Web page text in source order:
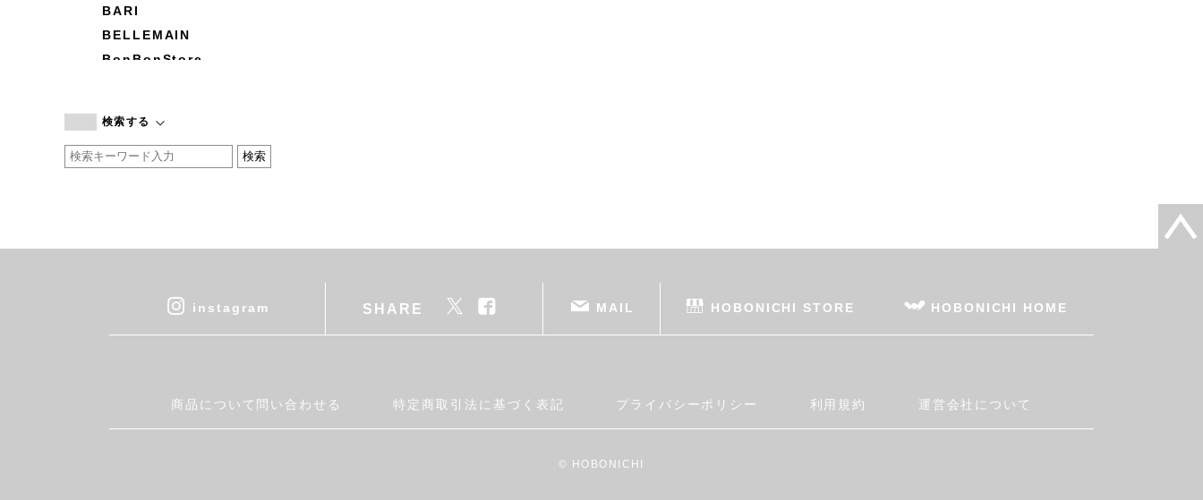
BARI
BELLEMAIN
BonBonStore
by basics
CATWORTH
cohan
DEAN & DELUCA
Fatima Morocco
検索する
instagram SHARE MAIL HOBONICHI STORE HOBONICHI HOME
商品について問い合わせる 特定商取引法に基づく表記 プライバシーポリシー 利用規約 運営会社について
© HOBONICHI